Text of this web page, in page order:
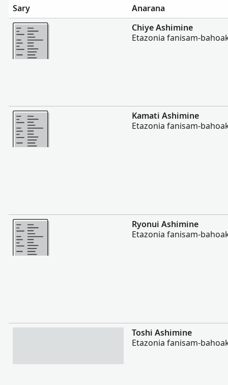
Sary
Anarana
Misimisy kokoa
Chiye Ashimine
Etazonia fanisam-
Misimisy kokoa
Kamati Ashimine
Etazonia fanisam-
Misimisy kokoa
Ryonui Ashimine
Etazonia fanisam-
Misimisy kokoa
Toshi Ashimine
Etazonia fanisam-